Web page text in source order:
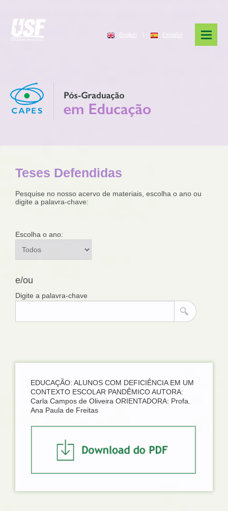
English | Español
Teses Defendidas
Pesquise no nosso acervo de materiais, escolha o ano ou
digite a palavra-chave:
Escolha o ano:
e/ou
Digite a palavra-chave
EDUCAÇÃO: ALUNOS COM DEFICIÊNCIA EM UM
CONTEXTO ESCOLAR PANDÊMICO AUTORA:
Carla Campos de Oliveira ORIENTADORA: Profa.
Ana Paula de Freitas